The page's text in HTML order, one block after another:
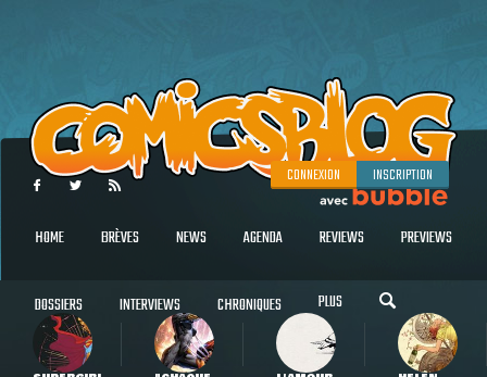
CONNEXION INSCRIPTION
HOME BRÈVES NEWS AGENDA REVIEWS PREVIEWS
DOSSIERS INTERVIEWS CHRONIQUES PLUS